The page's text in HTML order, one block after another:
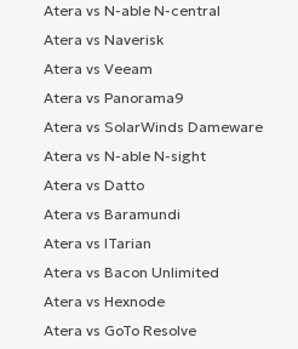
Atera vs N-able N-central
Atera vs Naverisk
Atera vs Veeam
Atera vs Panorama9
Atera vs SolarWinds Dameware
Atera vs N-able N-sight
Atera vs Datto
Atera vs Baramundi
Atera vs ITarian
Atera vs Bacon Unlimited
Atera vs Hexnode
Atera vs GoTo Resolve